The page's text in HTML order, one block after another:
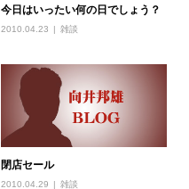
今日はいったい何の日でしょう？
2010.04.23 雑談
閉店セール
2010.04.29 雑談